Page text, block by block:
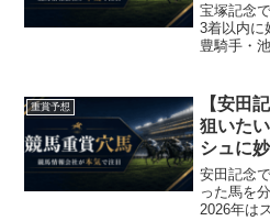
宝塚記念
3着以内に
豊騎手・
重賞予想
【安田
狙いた
シュに
安田記念
った馬を
2026年は